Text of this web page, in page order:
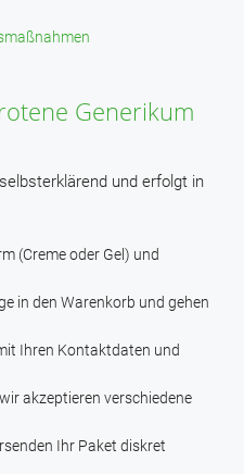
Generikum
und erfolgt in
(Creme oder Gel) und
in den Warenkorb und gehen
Ihren Kontaktdaten und
akzeptieren verschiedene
Ihr Paket diskret